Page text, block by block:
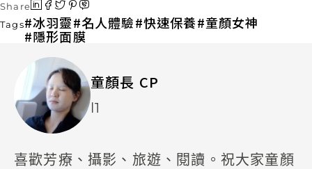
Share
Tags
冰羽靈 名人體驗 快速保養 童顏女神
隱形面膜
童顏長 CP
l1
喜歡芳療、攝影、旅遊、閱讀。祝大家童顏